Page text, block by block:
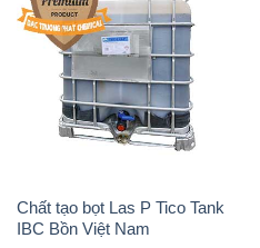
Chất tạo bọt Las P Tico Tank
IBC Bồn Việt Nam